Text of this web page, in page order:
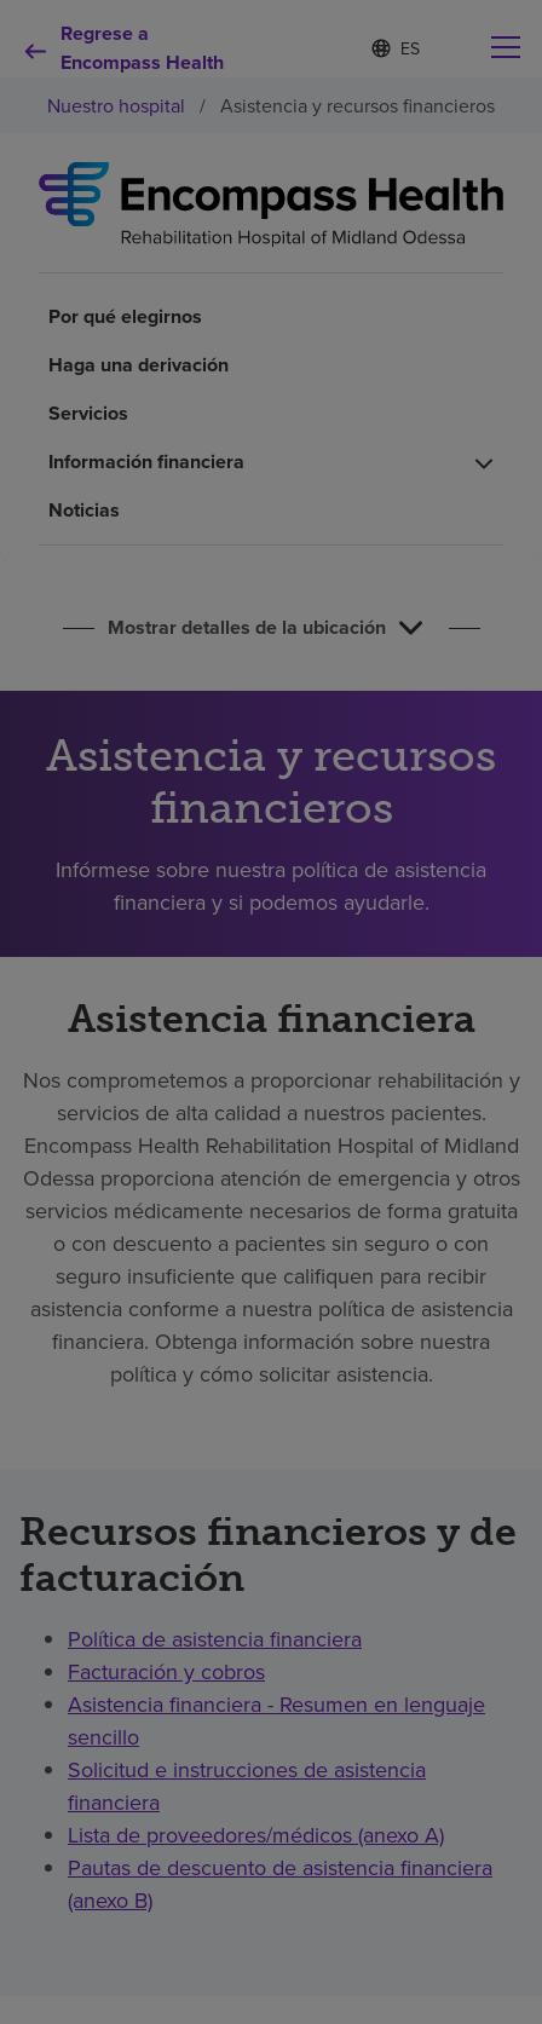
Regrese a
Encompass Health
Lista
de
contraída
d
o
s
e
e
Por qué debe elegirnos
Recursos de salud
Empleos
Pagar mi factura
Nuestro hospital / Asistencia y recursos financieros
Por qué elegirnos
Haga una derivación
Servicios
Información financiera
Noticias
Mostrar detalles de la ubicación
Asistencia y recursos
financieros
Infórmese sobre nuestra política de asistencia
financiera y si podemos ayudarle.
Asistencia financiera
Nos comprometemos a proporcionar rehabilitación y
servicios de alta calidad a nuestros pacientes.
Encompass Health Rehabilitation Hospital of Midland
Odessa proporciona atención de emergencia y otros
servicios médicamente necesarios de forma gratuita
o con descuento a pacientes sin seguro o con
seguro insuficiente que califiquen para recibir
asistencia conforme a nuestra política de asistencia
financiera. Obtenga información sobre nuestra
política y cómo solicitar asistencia.
Recursos financieros y de
facturación
Política de asistencia financiera
Facturación y cobros
Asistencia financiera - Resumen en lenguaje
sencillo
Solicitud e instrucciones de asistencia
financiera
Lista de proveedores/médicos (anexo A)
Pautas de descuento de asistencia financiera
(anexo B)